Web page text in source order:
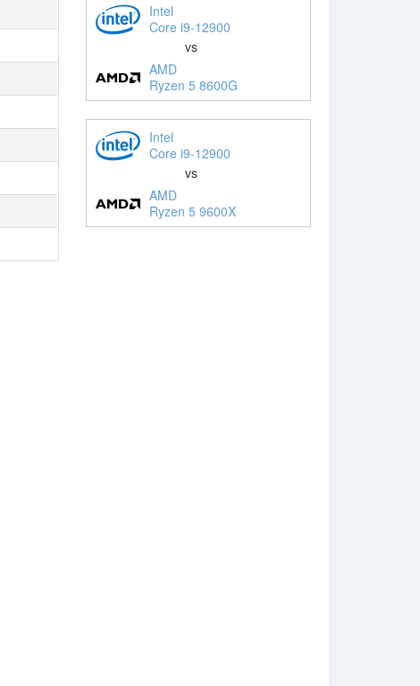
Intel
Core i9-12900
vs
AMD
Ryzen 5 8600G
Intel
Core i9-12900
vs
AMD
Ryzen 5 9600X